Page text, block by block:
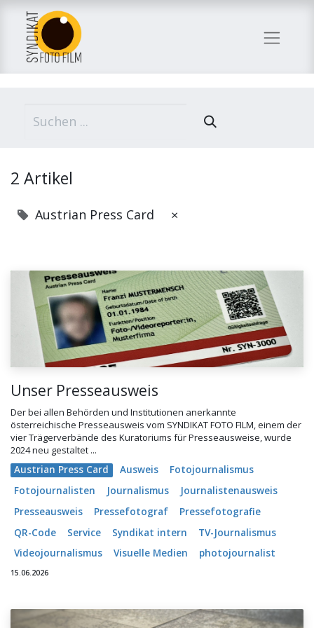
2 Artikel
Austrian Press Card ×
Unser Presseausweis
Der bei allen Behörden und Institutionen anerkannte
österreichische Presseausweis vom SYNDIKAT FOTO FILM, einem der
vier Trägerverbände des Kuratoriums für Presseausweise, wurde
2024 neu gestaltet ...
Austrian Press Card
Ausweis
Fotojournalismus
Fotojournalisten
Journalismus
Journalistenausweis
Presseausweis
Pressefotograf
Pressefotografie
QR-Code
Service Syndikat intern
TV-Journalismus
Videojournalismus
Visuelle Medien photojournalist
15.06.2026